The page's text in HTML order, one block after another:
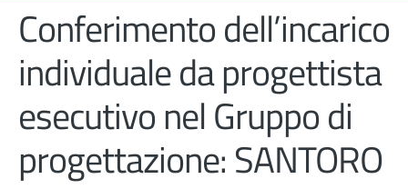
Conferimento dell’incarico
individuale da progettista
esecutivo nel Gruppo di
progettazione: SANTORO